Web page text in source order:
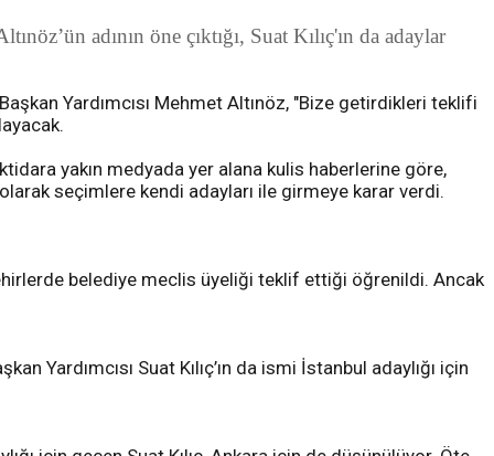
adının öne çıktığı, Suat Kılıç'ın da adaylar
Yardımcısı Mehmet Altınöz, "Bize getirdikleri teklifi
yakın medyada yer alana kulis haberlerine göre,
seçimlere kendi adayları ile girmeye karar verdi.
belediye meclis üyeliği teklif ettiği öğrenildi. Ancak
Yardımcısı Suat Kılıç’ın da ismi İstanbul adaylığı için